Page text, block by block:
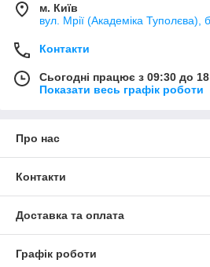
м. Київ
вул. Мрії (Академіка Туполєва),
Контакти
Сьогодні працює з 09:30 до
Показати весь графік роботи
Про нас
Контакти
Доставка та оплата
Графік роботи